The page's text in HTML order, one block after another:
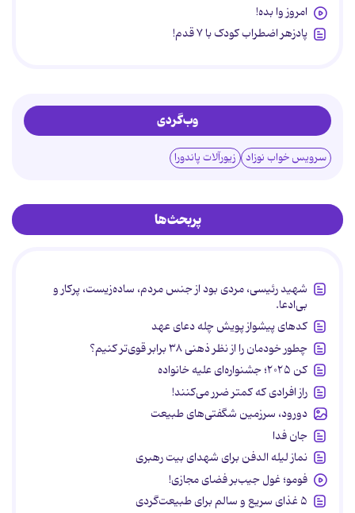
امروز وا بده!
پادزهر اضطراب کودک با ۷ قدم!
وب‌گردی
سرویس خواب نوزاد زیورآلات پاندورا
پربحث‌ها
شهید رئیسی، مردی بود از جنس مردم، ساده‌زیست، پرکار و
بی‌ادعا.
کدهای پیشواز پویش چله دعای عهد
چطور خودمان را از نظر ذهنی ۳۸ برابر قوی‌تر کنیم؟
کن ۲۰۲۵؛ جشنواره‌ای علیه خانواده
راز افرادی که کمتر ضرر می‌کنند!
دورود، سرزمین شگفتی‌های طبیعت
جان فدا
نماز لیله الدفن برای شهدای بیت رهبری
فومو؛ غول جیب‌بر فضای مجازی!
۵ غذای سریع و سالم برای طبیعت‌گردی